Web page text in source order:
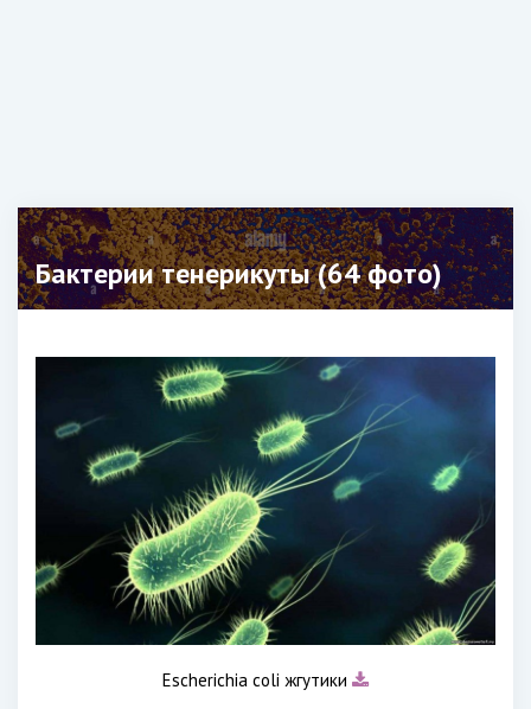
Бактерии тенерикуты (64 фото)
Escherichia coli жгутики